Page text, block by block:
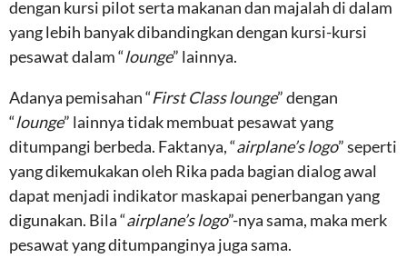
dengan kursi pilot serta makanan dan majalah di dalam
yang lebih banyak dibandingkan dengan kursi-kursi
pesawat dalam “lounge” lainnya.
Adanya pemisahan “First Class lounge” dengan
“lounge” lainnya tidak membuat pesawat yang
ditumpangi berbeda. Faktanya, “airplane’s logo” seperti
yang dikemukakan oleh Rika pada bagian dialog awal
dapat menjadi indikator maskapai penerbangan yang
digunakan. Bila “airplane’s logo”-nya sama, maka merk
pesawat yang ditumpanginya juga sama.